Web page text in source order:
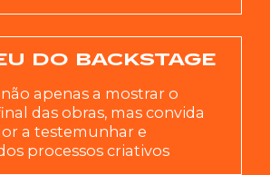
DO BACKSTAGE
apenas a mostrar o
das obras, mas convida
a testemunhar e
processos criativos